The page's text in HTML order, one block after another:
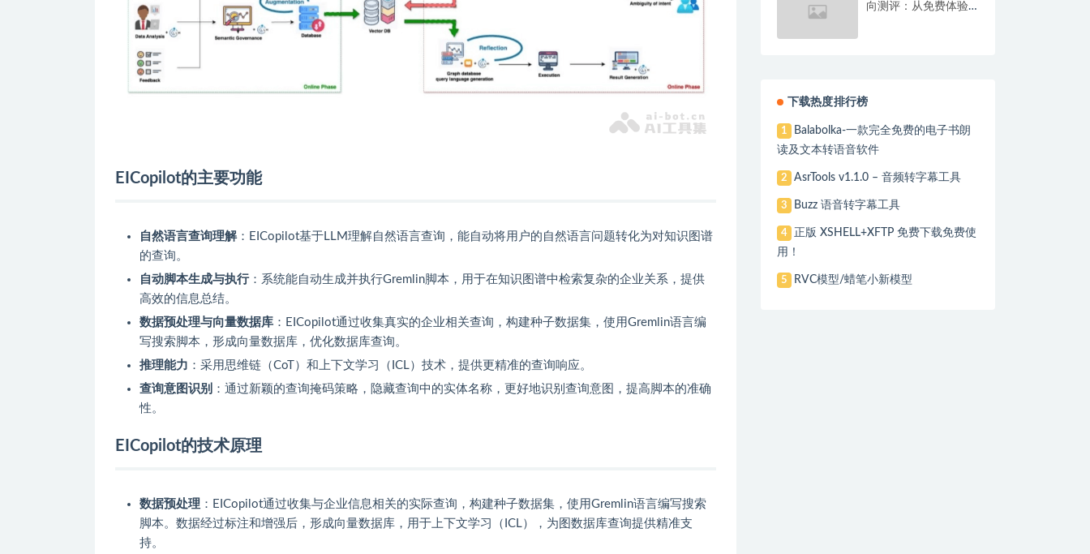
EICopilot的主要功能
自然语言查询理解：EICopilot基于LLM理解自然语言查询，能自动将用户的自然语言问题转化为对知识图谱
的查询。
自动脚本生成与执行：系统能自动生成并执行Gremlin脚本，用于在知识图谱中检索复杂的企业关系，提供
高效的信息总结。
数据预处理与向量数据库 ：EICopilot通过收集真实的企业相关查询，构建种子数据集，使用Gremlin语言编
写搜索脚本，形成向量数据库，优化数据库查询。
推理能力 ：采用思维链（CoT）和上下文学习（ICL）技术，提供更精准的查询响应。
查询意图识别 ：通过新颖的查询掩码策略，隐藏查询中的实体名称，更好地识别查询意图，提高脚本的准确
性。
EICopilot的技术原理
数据预处理 ：EICopilot通过收集与企业信息相关的实际查询，构建种子数据集，使用Gremlin语言编写搜索
脚本。数据经过标注和增强后，形成向量数据库，用于上下文学习（ICL），为图数据库查询提供精准支
持。
向测评：从免费体验
下载热度排行榜
1
Balabolka-一款完全免费的电子书朗
读及文本转语音软件
2 AsrTools v1.1.0 – 音频转字幕工具
3 Buzz 语音转字幕工具
4
正版 XSHELL+XFTP 免费下载免费使
用！
5 RVC模型/蜡笔小新模型